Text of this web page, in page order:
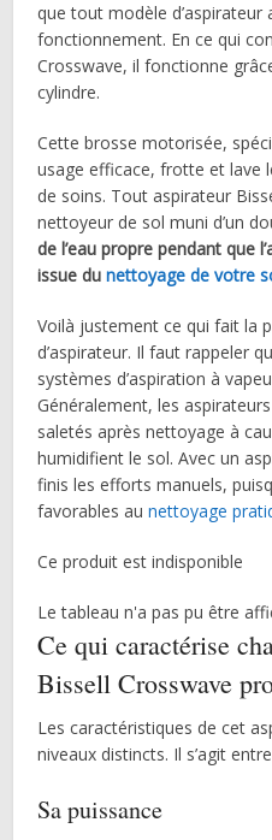
que tout modèle d’aspirateur
fonctionnement. En ce qui
Crosswave, il fonctionne
cylindre.
Cette brosse motorisée,
usage efficace, frotte et lave
de soins. Tout aspirateur
nettoyeur de sol muni d’un
de l’eau propre pendant que
issue dunettoyage de votre
Voilà justement ce qui fait la
d’aspirateur. Il faut rappeler
systèmes d’aspiration à
Généralement, les
saletés après nettoyage à
humidifient le sol. Avec un
finis les efforts manuels,
favorables aunettoyage
Ce produit est indisponible
Le tableau n'a pas pu être
Ce qui caractérise
Bissell Crosswave
Les caractéristiques de cet
niveaux distincts. Il s’agit
Sa puissance